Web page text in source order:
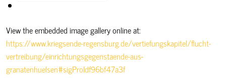
View the embedded image gallery online at:
https://www.kriegsende-regensburg.de/vertiefungskapitel/flucht-
vertreibung/einrichtungsgegenstaende-aus-
granatenhuelsen#sigProIdf96bf47a3f